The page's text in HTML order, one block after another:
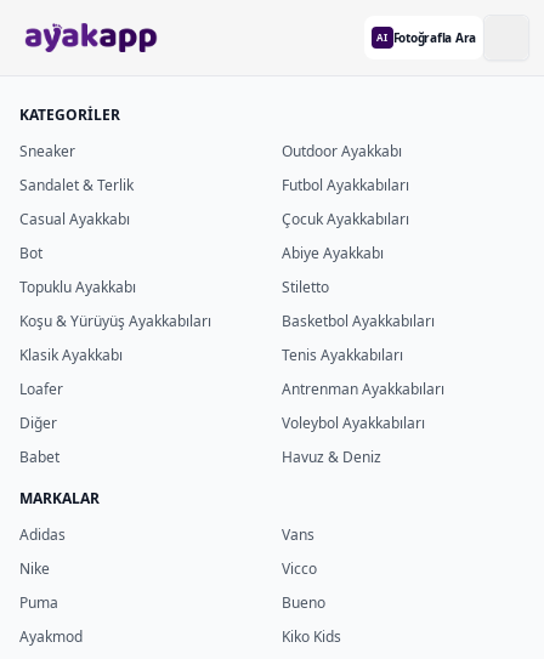
AI Fotoğrafla Ara
KATEGORİLER
Sneaker
Sandalet & Terlik
Casual Ayakkabı
Bot
Topuklu Ayakkabı
Koşu & Yürüyüş Ayakkabıları
Klasik Ayakkabı
Loafer
Diğer
Babet
Outdoor Ayakkabı
Futbol Ayakkabıları
Çocuk Ayakkabıları
Abiye Ayakkabı
Stiletto
Basketbol Ayakkabıları
Tenis Ayakkabıları
Antrenman Ayakkabıları
Voleybol Ayakkabıları
Havuz & Deniz
MARKALAR
Adidas
Nike
Puma
Ayakmod
Vans
Vicco
Bueno
Kiko Kids